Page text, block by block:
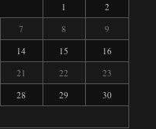
1
2
7 8
9
14 15
16
21 22
23
28 29
30